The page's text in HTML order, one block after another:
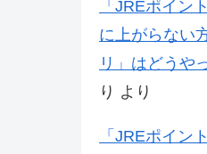
「JREポイン
に上がらない
リ」はどうや
り より
「JREポイン